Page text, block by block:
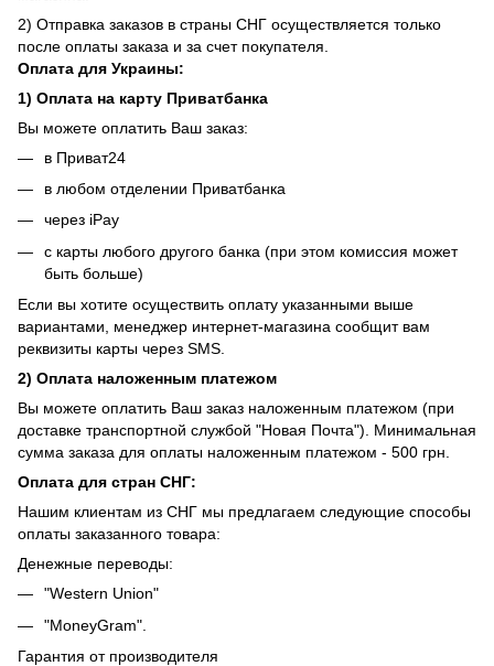
2) Отправка заказов в страны СНГ осуществляется только
после оплаты заказа и за счет покупателя.
Оплата для Украины:
1) Оплата на карту Приватбанка
Вы можете оплатить Ваш заказ:
в Приват24
в любом отделении Приватбанка
через iPay
с карты любого другого банка (при этом комиссия может
быть больше)
Если вы хотите осуществить оплату указанными выше
вариантами, менеджер интернет-магазина сообщит вам
реквизиты карты через SMS.
2) Оплата наложенным платежом
Вы можете оплатить Ваш заказ наложенным платежом (при
доставке транспортной службой "Новая Почта"). Минимальная
сумма заказа для оплаты наложенным платежом - 500 грн.
Оплата для стран СНГ:
Нашим клиентам из СНГ мы предлагаем следующие способы
оплаты заказанного товара:
Денежные переводы:
"Western Union"
"MoneyGram".
Гарантия от производителя